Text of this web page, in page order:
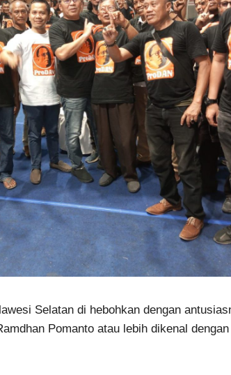
Selatan di hebohkan dengan
Pomanto atau lebih dikenal